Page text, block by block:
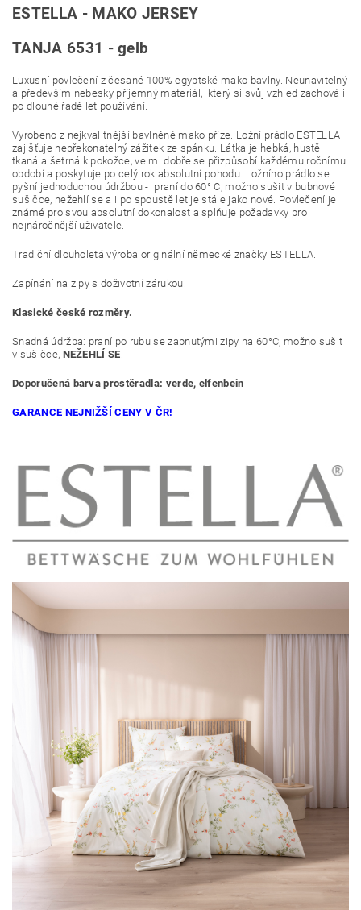
ESTELLA - MAKO JERSEY
TANJA 6531 - gelb
Luxusní povlečení z česané 100% egyptské mako bavlny. Neunavitelný
a především nebesky příjemný materiál, který si svůj vzhled zachová i
po dlouhé řadě let používání.
Vyrobeno z nejkvalitnější bavlněné mako příze. Ložní prádlo ESTELLA
zajišťuje nepřekonatelný zážitek ze spánku. Látka je hebká, hustě
tkaná a šetrná k pokožce, velmi dobře se přizpůsobí každému ročnímu
období a poskytuje po celý rok absolutní pohodu. Ložního prádlo se
pyšní jednoduchou údržbou - praní do 60° C, možno sušit v bubnové
sušičce, nežehlí se a i po spoustě let je stále jako nové. Povlečení je
známé pro svou absolutní dokonalost a splňuje požadavky pro
nejnáročnější uživatele.
Tradiční dlouholetá výroba originální německé značky ESTELLA.
Zapínání na zipy s doživotní zárukou.
Klasické české rozměry.
Snadná údržba: praní po rubu se zapnutými zipy na 60°C, možno sušit
v sušičce, NEŽEHLÍ SE.
Doporučená barva prostěradla: verde, elfenbein
GARANCE NEJNIŽŠÍ CENY V ČR!